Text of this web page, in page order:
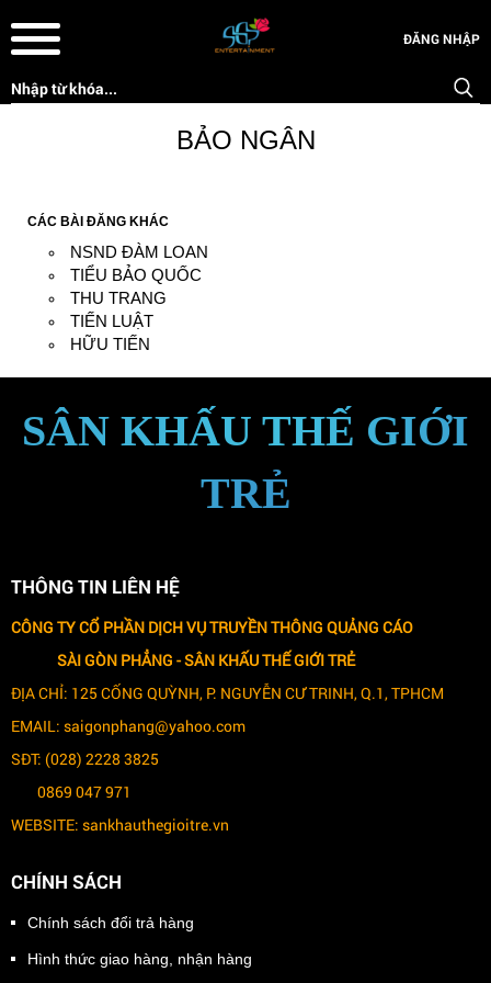
ĐĂNG NHẬP
BẢO NGÂN
CÁC BÀI ĐĂNG KHÁC
NSND ĐÀM LOAN
TIỂU BẢO QUỐC
THU TRANG
TIẾN LUẬT
HỮU TIẾN
SÂN KHẤU THẾ GIỚI
TRẺ
THÔNG TIN LIÊN HỆ
CÔNG TY CỔ PHẦN DỊCH VỤ TRUYỀN THÔNG QUẢNG CÁO
SÀI GÒN PHẲNG -SÂN KHẤU THẾ GIỚI TRẺ
ĐỊA CHỈ: 125 CỐNG QUỲNH, P. NGUYỄN CƯ TRINH, Q.1, TPHCM
EMAIL: saigonphang@yahoo.com
SĐT: (028) 2228 3825
0869 047 971
WEBSITE: sankhauthegioitre.vn
CHÍNH SÁCH
Chính sách đổi trả hàng
Hình thức giao hàng, nhận hàng